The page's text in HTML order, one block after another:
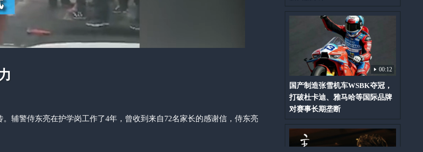
辅警侍东亮在护学岗工作了4年，曾收到来自72名家长的感谢信，侍东亮
00:12
国产制造张雪机车WSBK夺冠，
打破杜卡迪、雅马哈等国际品牌
对赛事长期垄断